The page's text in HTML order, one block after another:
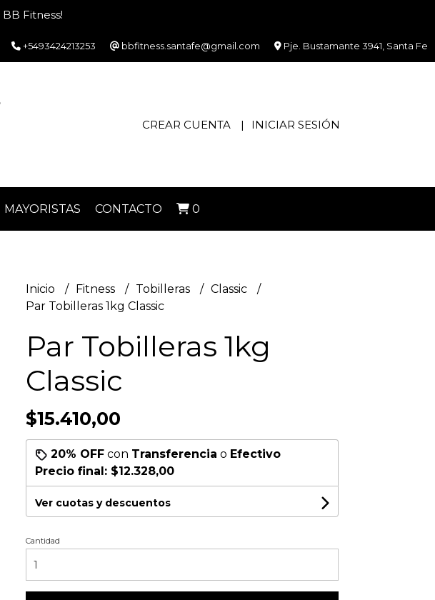
Fitness!
+5493424213253 bbfitness.santafe@gmail.com Pje. Bustamante 3941, Santa Fe
CREAR CUENTA INICIAR SESIÓN
MAYORISTAS CONTACTO 0
Inicio Fitness Tobilleras
Classic
Par Tobilleras 1kg Classic
Par Tobilleras 1kg
Classic
$15.410,00
20% OFFcon Transferencia o Efectivo
Precio final: $12.328,00
Ver cuotas y descuentos
Cantidad